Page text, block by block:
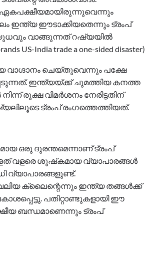
ഇന്ത്യ ഈടാക്കിയതെന്നും ട്രംപ്
വാങ്ങുന്നത് റഷ്യയില്‍
US-India trade a one-sided disaster)
വാഗ്ദാനം ചെയ്തുവെന്നും പക്ഷേ
ഇന്ത്യയ്ക്ക് ചുമത്തിയ കനത്ത
രൂക്ഷ വിമര്‍ശനം നേരിട്ടതിന്
ട്രംപ് രംഗത്തെത്തിയത്.
ഒരു ദുരന്തമെന്നാണ് ട്രംപ്
വളരെ ശുഷ്‌കമായ വ്യാപാരങ്ങള്‍
വ്യാപാരങ്ങളുണ്ട്.
ക്ലൈന്റെന്നും ഇന്ത്യ തങ്ങള്‍ക്ക്
പതിറ്റാണ്ടുകളായി ഈ
ബന്ധമാണെന്നും ട്രംപ്